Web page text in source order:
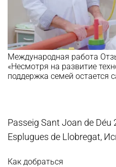
Международная работа
«Несмотря на развитие
поддержка семей
Passeig Sant Joan de Déu
Esplugues de Llobregat,
Как добраться